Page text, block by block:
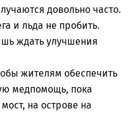
довольно часто.
и льда не пробить.
ждать улучшения
жителям обеспечить
медпомощь, пока
мост, на острове на